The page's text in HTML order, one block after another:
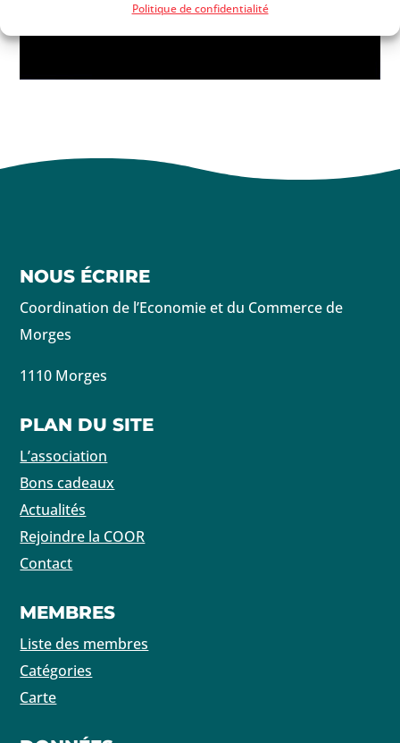
Politique de confidentialité
NOUS ÉCRIRE
Coordination de l’Economie et du Commerce de
Morges
1110 Morges
PLAN DU SITE
L’association
Bons cadeaux
Actualités
Rejoindre la COOR
Contact
MEMBRES
Liste des membres
Catégories
Carte